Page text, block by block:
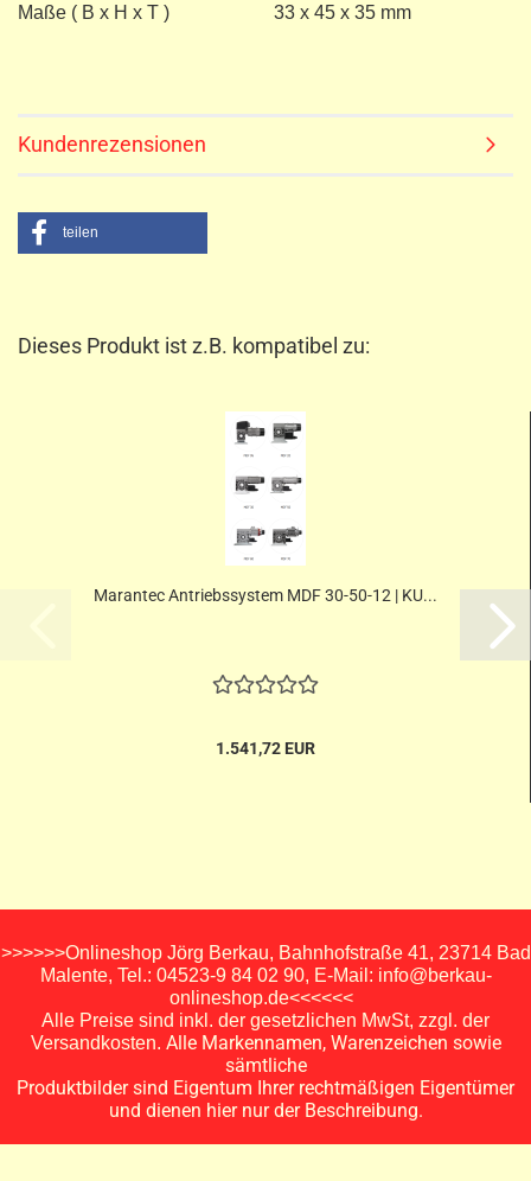
Maße ( B x H x T ) 33 x 45 x 35 mm
Kundenrezensionen
teilen
Dieses Produkt ist z.B. kompatibel zu:
Marantec Antriebssystem MDF 30-50-12 | KU...
1.541,72 EUR
>>>>>>Onlineshop Jörg Berkau, Bahnhofstraße 41, 23714 Bad
Malente, Tel.: 04523-9 84 02 90, E-Mail: info@berkau-
onlineshop.de<<<<<<
Alle Preise sind inkl. der gesetzlichen MwSt, zzgl. der
Versandkosten. Alle Markennamen, Warenzeichen sowie
sämtliche
Produktbilder sind Eigentum Ihrer rechtmäßigen Eigentümer
und dienen hier nur der Beschreibung.